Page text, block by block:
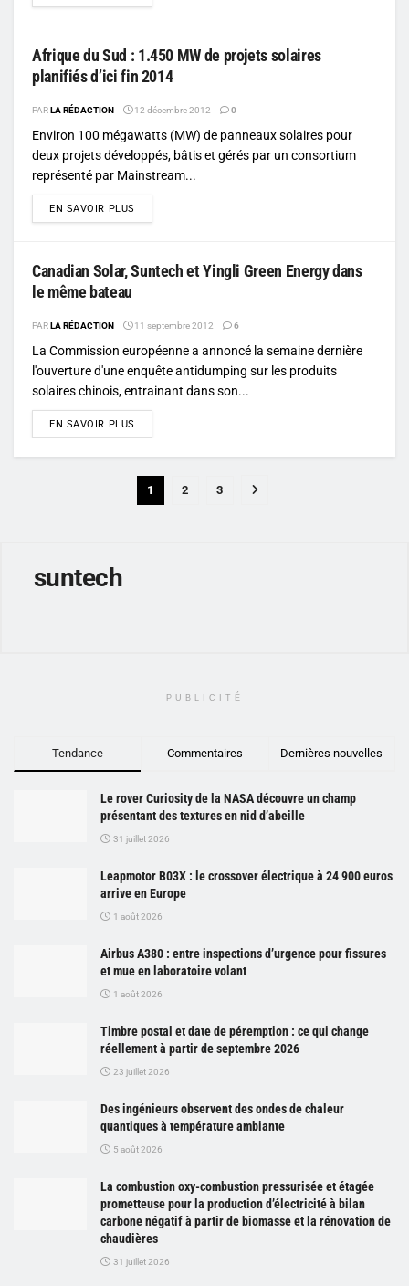
Afrique du Sud : 1.450 MW de projets solaires
planifiés d’ici fin 2014
PARLA RÉDACTION 12 décembre 2012 0
Environ 100 mégawatts (MW) de panneaux solaires pour
deux projets développés, bâtis et gérés par un consortium
représenté par Mainstream...
EN SAVOIR PLUS
Canadian Solar, Suntech et Yingli Green Energy dans
le même bateau
PARLA RÉDACTION 11 septembre 2012 6
La Commission européenne a annoncé la semaine dernière
l'ouverture d'une enquête antidumping sur les produits
solaires chinois, entrainant dans son...
EN SAVOIR PLUS
1 2 3
suntech
PUBLICITÉ
Tendance Commentaires Dernières nouvelles
Le rover Curiosity de la NASA découvre un champ
présentant des textures en nid d’abeille
31 juillet 2026
Leapmotor B03X : le crossover électrique à 24 900 euros
arrive en Europe
1 août 2026
Airbus A380 : entre inspections d’urgence pour fissures
et mue en laboratoire volant
1 août 2026
Timbre postal et date de péremption : ce qui change
réellement à partir de septembre 2026
23 juillet 2026
Des ingénieurs observent des ondes de chaleur
quantiques à température ambiante
5 août 2026
La combustion oxy-combustion pressurisée et étagée
prometteuse pour la production d’électricité à bilan
carbone négatif à partir de biomasse et la rénovation de
chaudières
31 juillet 2026